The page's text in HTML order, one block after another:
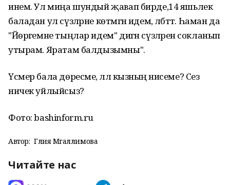
инем. Ул миңа шундый җавап бирде,14 яшьлек
баладан ул сүзләрне көтмәгән идем, әлбәттә. Һаман да
"Йөрәгемне тыңлар идем" дигән сүзләренә сокланып
утырам. Яратам балдызымны".
Үсмер бала дөресме, әллә кызның әнисеме? Сез
ничек уйлыйсыз?
Фото: bashinform.ru
Автор: Гөлия Мөгаллимова
Читайте нас